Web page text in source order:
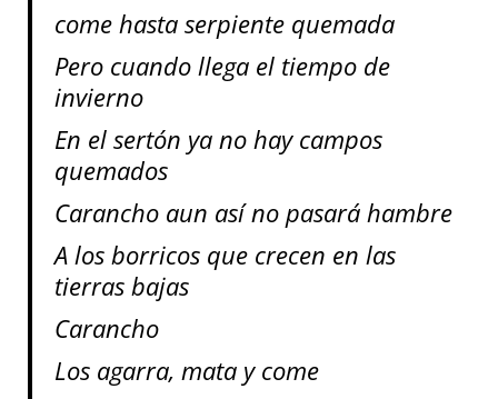
come hasta serpiente quemada
Pero cuando llega el tiempo de
invierno
En el sertón ya no hay campos
quemados
Carancho aun así no pasará hambre
A los borricos que crecen en las
tierras bajas
Carancho
Los agarra, mata y come